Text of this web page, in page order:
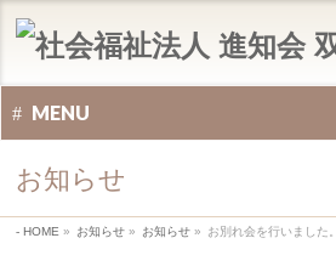
MENU
お知らせ
HOME » お知らせ » お知らせ » お別れ会を行いました。